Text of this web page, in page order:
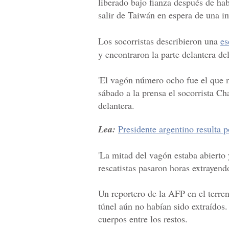
salir de Taiwán en espera de una
Los socorristas describieron una
y encontraron la parte delantera
'El vagón número ocho fue el que
sábado a la prensa el socorrista
delantera.
Lea: Presidente argentino resulta
'La mitad del vagón estaba
rescatistas pasaron horas
Un reportero de la AFP en el
túnel aún no habían sido
cuerpos entre los restos.